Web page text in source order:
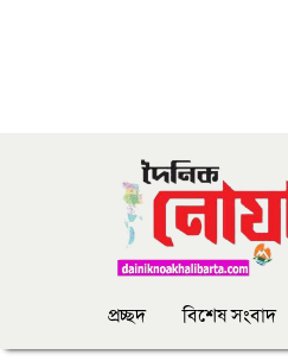
প্রচ্ছদ বিশেষ সংবাদ